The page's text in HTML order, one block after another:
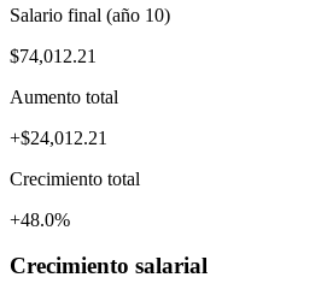
Salario final (año 10)
$74,012.21
Aumento total
+$24,012.21
Crecimiento total
+48.0%
Crecimiento salarial